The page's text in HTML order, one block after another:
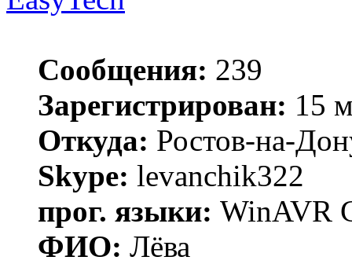
Сообщения: 239
Зарегистрирован: 15
Откуда: Ростов-на-
Skype: levanchik322
прог. языки: WinAVR
ФИО: Лёва